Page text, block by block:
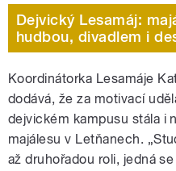
Dejvický Lesamáj:
hudbou, divadlem i
Koordinátorka Lesamáje
dodává, že za motivací
dejvickém kampusu stála i
majálesu v Letňanech.
až druhořadou roli, jedná